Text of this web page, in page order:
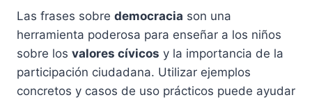
Las frases sobre democracia son una
herramienta poderosa para enseñar a los niños
sobre los valores cívicos y la importancia de la
participación ciudadana. Utilizar ejemplos
concretos y casos de uso prácticos puede ayudar